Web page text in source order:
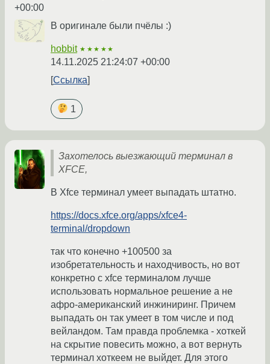
+00:00
В оригинале были пчёлы :)
hobbit ★★★★★
14.11.2025 21:24:07 +00:00
Ссылка
1
Захотелось выезжающий терминал в
XFCE,
В Xfce терминал умеет выпадать штатно.
https://docs.xfce.org/apps/xfce4-
terminal/dropdown
так что конечно +100500 за
изобретательность и находчивость, но вот
конкретно с xfce терминалом лучше
использовать нормальное решение а не
афро-американский инжиниринг. Причем
выпадать он так умеет в том числе и под
вейландом. Там правда проблемка - хоткей
на скрытие повесить можно, а вот вернуть
терминал хоткеем не выйдет. Для этого